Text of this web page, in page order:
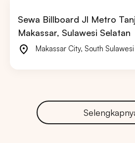
Sewa Billboard Jl Metro
Makassar, Sulawesi Selatan
Makassar City, South Sulawesi